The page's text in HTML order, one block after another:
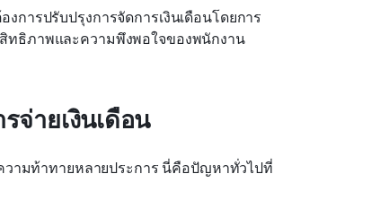
การปรับปรุงการจัดการเงินเดือนโดยการ
ทธิภาพและความพึงพอใจของพนักงาน
ายเงินเดือน
วามท้าทายหลายประการ นี่คือปัญหาทั่วไปที่